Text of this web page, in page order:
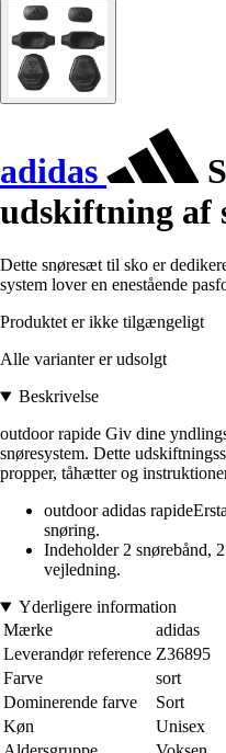
adidas
udskiftning af
Dette snøresæt til sko er
system lover en enestående
Produktet er ikke tilgængeligt
Alle varianter er udsolgt
Beskrivelse
outdoor rapide Giv dine
snøresystem. Dette
propper, tåhætter og
outdoor adidas
snøring.
Indeholder 2 snørebånd,
vejledning.
Yderligere information
Mærke
adidas
Leverandør reference Z36895
Farve
sort
Dominerende farve
Sort
Køn
Unisex